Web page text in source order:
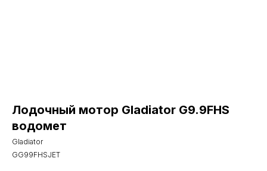
Лодочный мотор Gladiator G9.9FHS
водомет
Gladiator
GG99FHSJET